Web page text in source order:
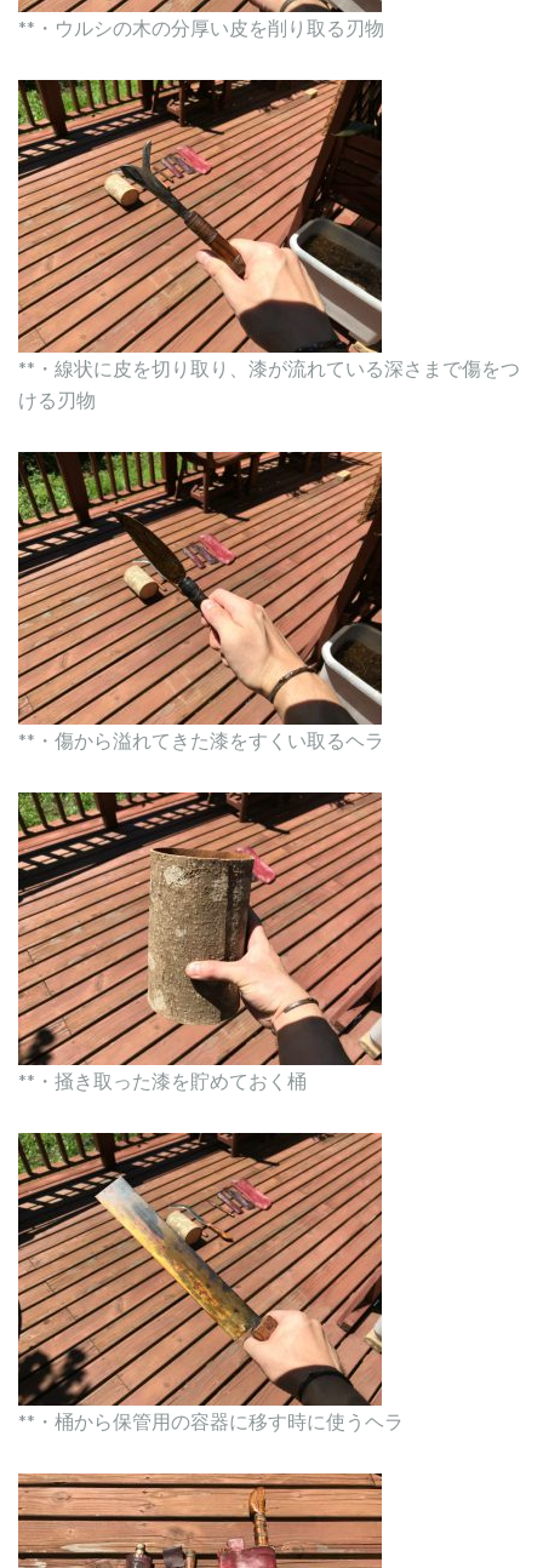
**・ウルシの木の分厚い皮を削り取る刃物
**・線状に皮を切り取り、漆が流れている深さまで傷をつ
ける刃物
**・傷から溢れてきた漆をすくい取るヘラ
**・掻き取った漆を貯めておく桶
**・桶から保管用の容器に移す時に使うヘラ